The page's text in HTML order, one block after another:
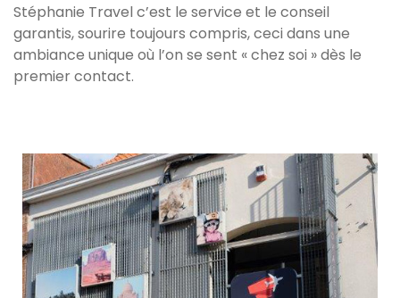
Stéphanie Travel c’est le service et le conseil
garantis, sourire toujours compris, ceci dans une
ambiance unique où l’on se sent « chez soi » dès le
premier contact.